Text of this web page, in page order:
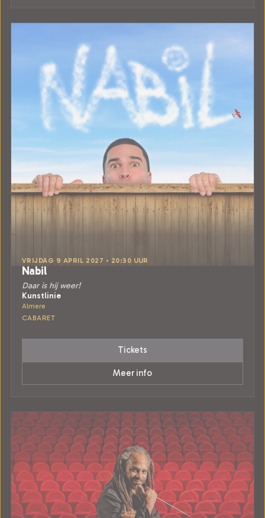
VRIJDAG 9 APRIL 2027 • 20:30 UUR
Nabil
Daar is hij weer!
Kunstlinie
Almere
CABARET
Tickets
Meer info